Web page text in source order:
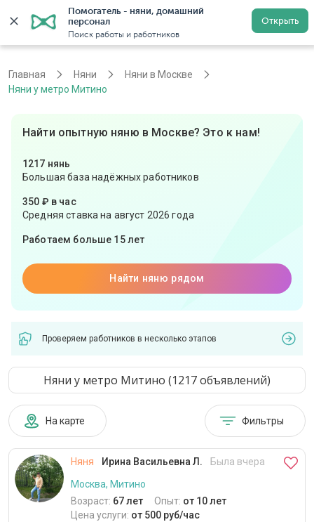
Помогатель - няни, домашний
персонал
Поиск работы и работников
Открыть
Регистрация
Главная Няни
Няни в Москве
Няни у метро Митино
Найти опытную няню в Москве? Это к нам!
1217 нянь
Большая база надёжных работников
350 ₽ в час
Средняя ставка на август 2026 года
Работаем больше 15 лет
Найти няню рядом
Проверяем работников в несколько этапов
Няни у метро Митино (1217 объявлений)
На карте Фильтры
Няня Ирина Васильевна Л.
Была вчера
Москва, Митино
Возраст: 67 лет Опыт: от 10 лет
Цена услуги: от 500 руб/час